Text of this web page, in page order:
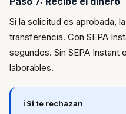
Si la solicitud es aprobada,
transferencia. Con SEPA
segundos. Sin SEPA Instant
laborables.
ℹ️ Si te rechazan